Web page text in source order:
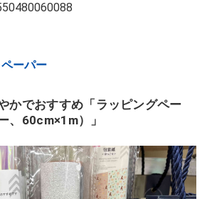
ーパー
かでおすすめ「ラッピングペー
、60cm×1m）」